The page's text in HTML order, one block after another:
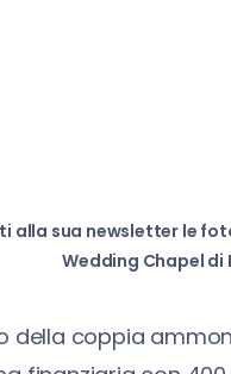
alla sua newsletter le
Wedding Chapel di
della coppia